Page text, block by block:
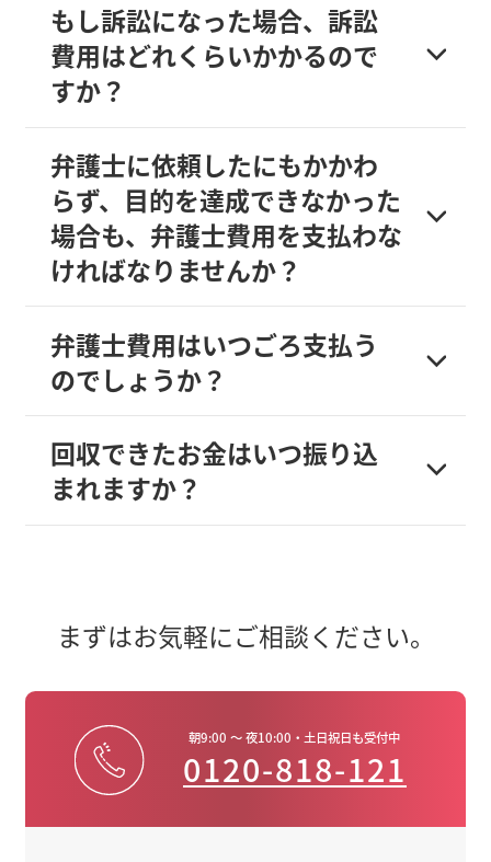
もし訴訟になった場合、訴訟
費用はどれくらいかかるので
すか？
弁護士に依頼したにもかかわ
らず、目的を達成できなかった
場合も、弁護士費用を支払わな
ければなりませんか？
弁護士費用はいつごろ支払う
のでしょうか？
回収できたお金はいつ振り込
まれますか？
まずはお気軽にご相談ください。
朝9:00 ～ 夜10:00・土日祝日も受付中
0120-818-121